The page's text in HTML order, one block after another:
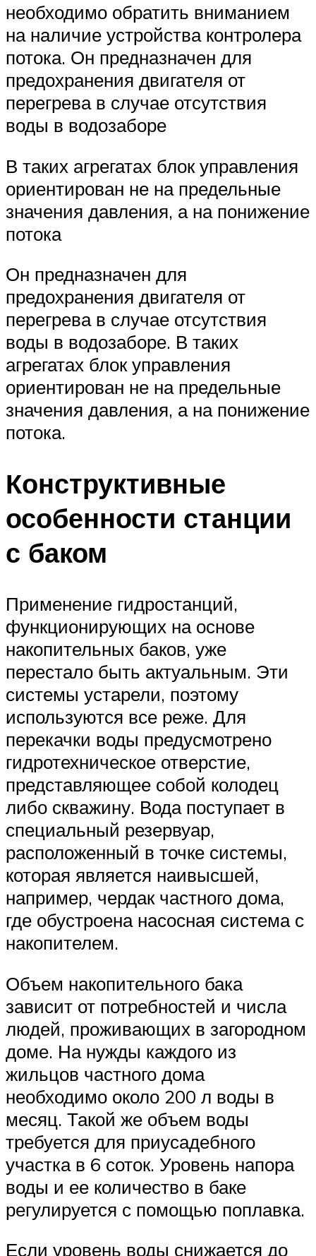
необходимо обратить вниманием
на наличие устройства контролера
потока. Он предназначен для
предохранения двигателя от
перегрева в случае отсутствия
воды в водозаборе
В таких агрегатах блок управления
ориентирован не на предельные
значения давления, а на понижение
потока
Он предназначен для
предохранения двигателя от
перегрева в случае отсутствия
воды в водозаборе. В таких
агрегатах блок управления
ориентирован не на предельные
значения давления, а на понижение
потока.
Конструктивные
особенности станции
с баком
Применение гидростанций,
функционирующих на основе
накопительных баков, уже
перестало быть актуальным. Эти
системы устарели, поэтому
используются все реже. Для
перекачки воды предусмотрено
гидротехническое отверстие,
представляющее собой колодец
либо скважину. Вода поступает в
специальный резервуар,
расположенный в точке системы,
которая является наивысшей,
например, чердак частного дома,
где обустроена насосная система с
накопителем.
Объем накопительного бака
зависит от потребностей и числа
людей, проживающих в загородном
доме. На нужды каждого из
жильцов частного дома
необходимо около 200 л воды в
месяц. Такой же объем воды
требуется для приусадебного
участка в 6 соток. Уровень напора
воды и ее количество в баке
регулируется с помощью поплавка.
Если уровень воды снижается до